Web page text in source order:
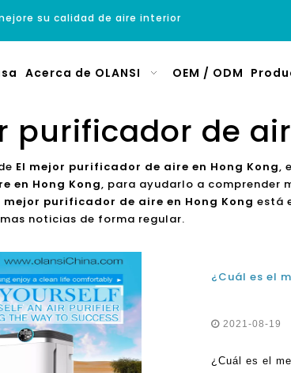
su calidad de aire interior
Acerca de OLANSI OEM / ODM
purificador de
El mejor purificador de aire en Hong Kong,
en Hong Kong, para ayudarlo a comprender
mejor purificador de aire en Hong Kong está
noticias de forma regular.
2021-08-19
¿Cuál es el